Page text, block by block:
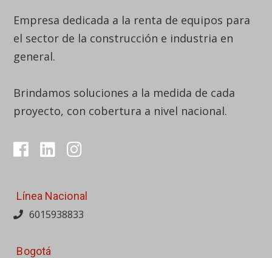
Empresa dedicada a la renta de equipos para
el sector de la construcción e industria en
general.
Brindamos soluciones a la medida de cada
proyecto, con cobertura a nivel nacional.
Línea Nacional
6015938833
Bogotá